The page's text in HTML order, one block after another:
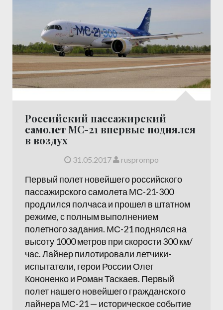
Российский пассажирский
самолет МС-21 впервые поднялся
в воздух
31.05.2017 rusprompo
Первый полет новейшего российского
пассажирского самолета МС-21-300
продлился полчаса и прошел в штатном
режиме, с полным выполнением
полетного задания. МС-21 поднялся на
высоту 1000 метров при скорости 300 км/
час. Лайнер пилотировали летчики-
испытатели, герои России Олег
Кононенко и Роман Таскаев. Первый
полет нашего новейшего гражданского
лайнера МС-21 — историческое событие